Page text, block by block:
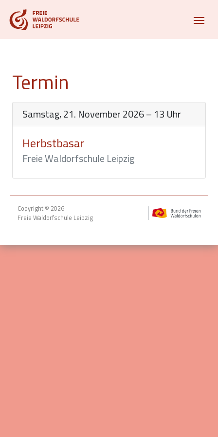
Termin
Samstag, 21. November 2026 – 13 Uhr
Herbstbasar
Freie Waldorfschule Leipzig
Copyright © 2026
Freie Waldorfschule Leipzig